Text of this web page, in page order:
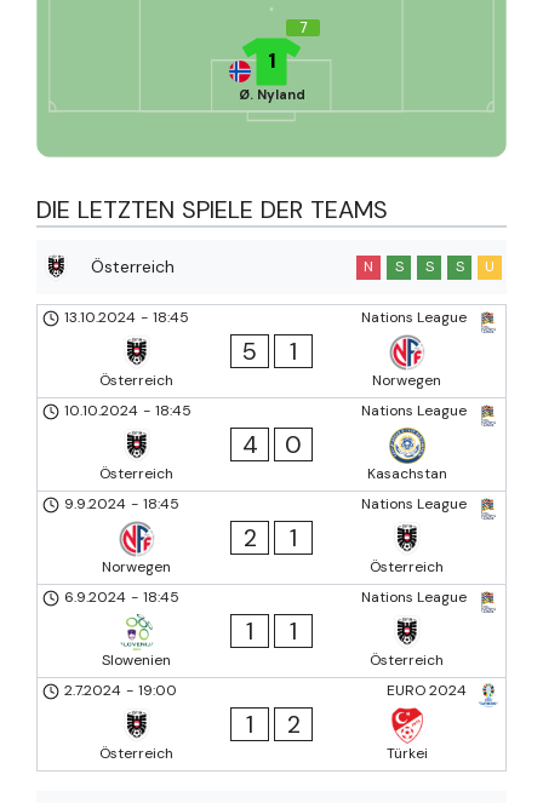
7
1
Ø. Nyland
DIE LETZTEN SPIELE DER TEAMS
Österreich N S S S U
Nations League
13.10.2024 - 18:45
Österreich
5 1
Norwegen
Nations League
10.10.2024 - 18:45
Österreich
4 0
Kasachstan
Nations League
9.9.2024 - 18:45
Norwegen
2 1
Österreich
Nations League
6.9.2024 - 18:45
Slowenien
1 1
Österreich
EURO 2024
2.7.2024 - 19:00
Österreich
1 2
Türkei